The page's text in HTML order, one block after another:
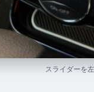
スライダーを